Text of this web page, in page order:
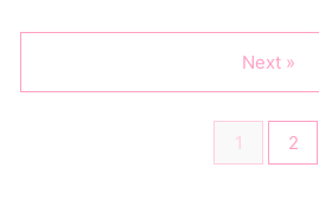
1 2
Next »